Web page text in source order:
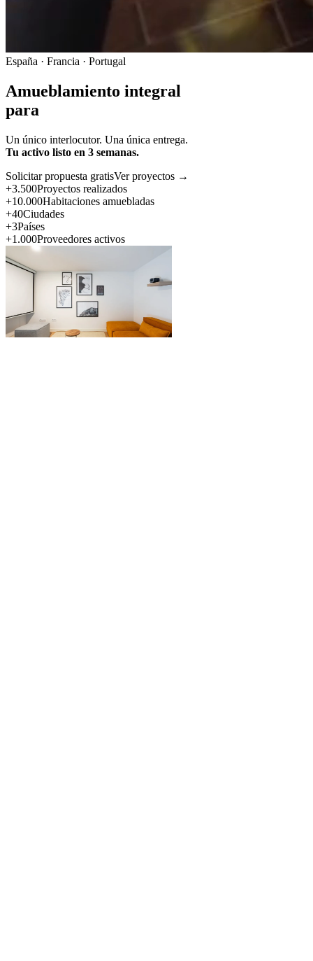
España · Francia · Portugal
Amueblamiento integral
para
Un único interlocutor. Una única entrega.
Tu activo listo en 3 semanas.
Solicitar propuesta gratisVer proyectos →
+3.500Proyectos realizados
+10.000Habitaciones amuebladas
+40Ciudades
+3Países
+1.000Proveedores activos